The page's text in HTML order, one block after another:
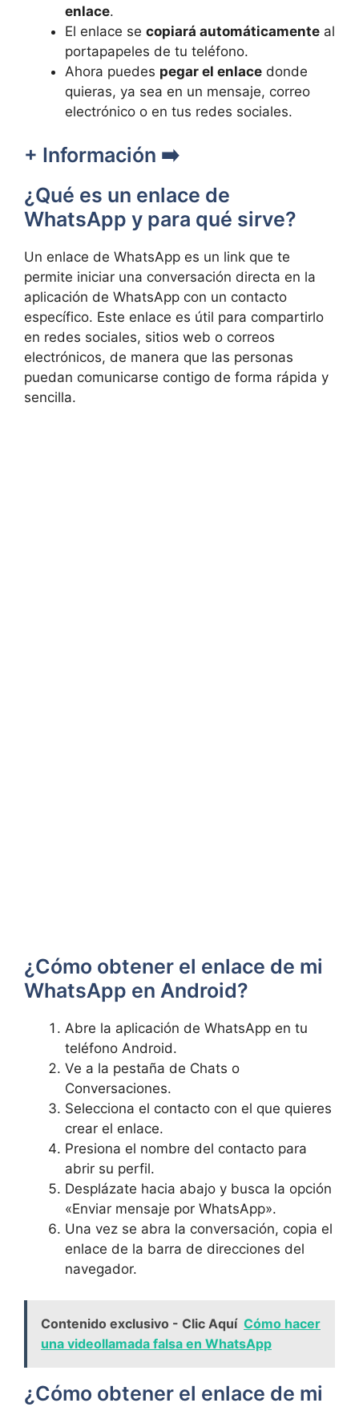
enlace.
El enlace se copiará automáticamente al
portapapeles de tu teléfono.
Ahora puedes pegar el enlace donde
quieras, ya sea en un mensaje, correo
electrónico o en tus redes sociales.
+ Información ➡️
¿Qué es un enlace de
WhatsApp y para qué sirve?
Un enlace de WhatsApp es un link que te
permite iniciar una conversación directa en la
aplicación de WhatsApp con un contacto
específico. Este enlace es útil para compartirlo
en redes sociales, sitios web o correos
electrónicos, de manera que las personas
puedan comunicarse contigo de forma rápida y
sencilla.
¿Cómo obtener el enlace de mi
WhatsApp en Android?
Abre la aplicación de WhatsApp en tu
teléfono Android.
Ve a la pestaña de Chats o
Conversaciones.
Selecciona el contacto con el que quieres
crear el enlace.
Presiona el nombre del contacto para
abrir su perfil.
Desplázate hacia abajo y busca la opción
«Enviar mensaje por WhatsApp».
Una vez se abra la conversación, copia el
enlace de la barra de direcciones del
navegador.
Contenido exclusivo - Clic Aquí Cómo hacer
una videollamada falsa en WhatsApp
¿Cómo obtener el enlace de mi